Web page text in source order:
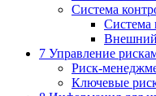
Система
Система
Внешний
7 Управление
Риск-
Ключевые